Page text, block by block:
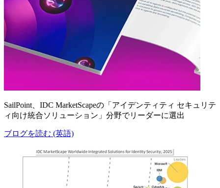
SailPoint、IDC MarketScapeの「アイデンティティ セキュリテ
ィ向け統合ソリューション」分野でリーダーに選出
ブログを読む (英語)